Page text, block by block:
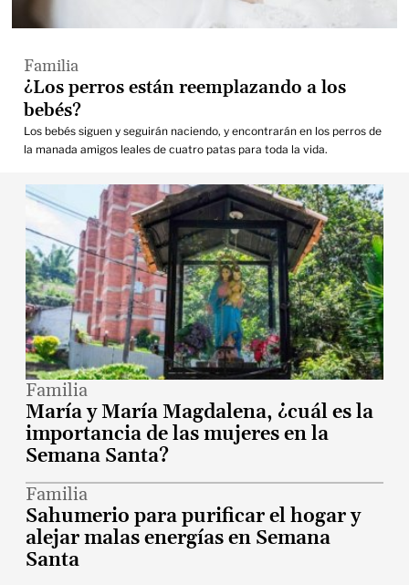
Familia
María y María Magdalena, ¿cuál es la
importancia de las mujeres en la
Semana Santa?
Familia
Sahumerio para purificar el hogar y
alejar malas energías en Semana
Santa
Familia
¿Los perros están reemplazando a los
bebés?
Los bebés siguen y seguirán naciendo, y encontrarán en los perros de
la manada amigos leales de cuatro patas para toda la vida.